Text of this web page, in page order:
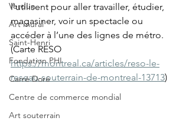
Verdun
Art mural
Saint-Henri
Fondation PHI
Carré Doré
Centre de commerce mondial
Art souterrain
l’utilisent pour aller travailler, étudier,
magasiner, voir un spectacle ou
accéder à l’une des lignes de métro.
(Carte RESO
https://montreal.ca/articles/reso-le-
reseau-souterrain-de-montreal-13713)